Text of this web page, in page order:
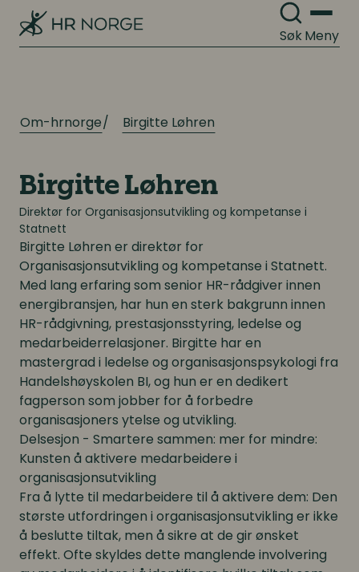
SøkMeny
Om-hrnorge Birgitte Løhren
Birgitte Løhren
Direktør for Organisasjonsutvikling og kompetanse i
Statnett
Birgitte Løhren er direktør for
Organisasjonsutvikling og kompetanse i Statnett.
Med lang erfaring som senior HR-rådgiver innen
energibransjen, har hun en sterk bakgrunn innen
HR-rådgivning, prestasjonsstyring, ledelse og
medarbeiderrelasjoner. Birgitte har en
mastergrad i ledelse og organisasjonspsykologi fra
Handelshøyskolen BI, og hun er en dedikert
fagperson som jobber for å forbedre
organisasjoners ytelse og utvikling.
Delsesjon - Smartere sammen: mer for mindre:
Kunsten å aktivere medarbeidere i
organisasjonsutvikling
Fra å lytte til medarbeidere til å aktivere dem: Den
største utfordringen i organisasjonsutvikling er ikke
å beslutte tiltak, men å sikre at de gir ønsket
effekt. Ofte skyldes dette manglende involvering